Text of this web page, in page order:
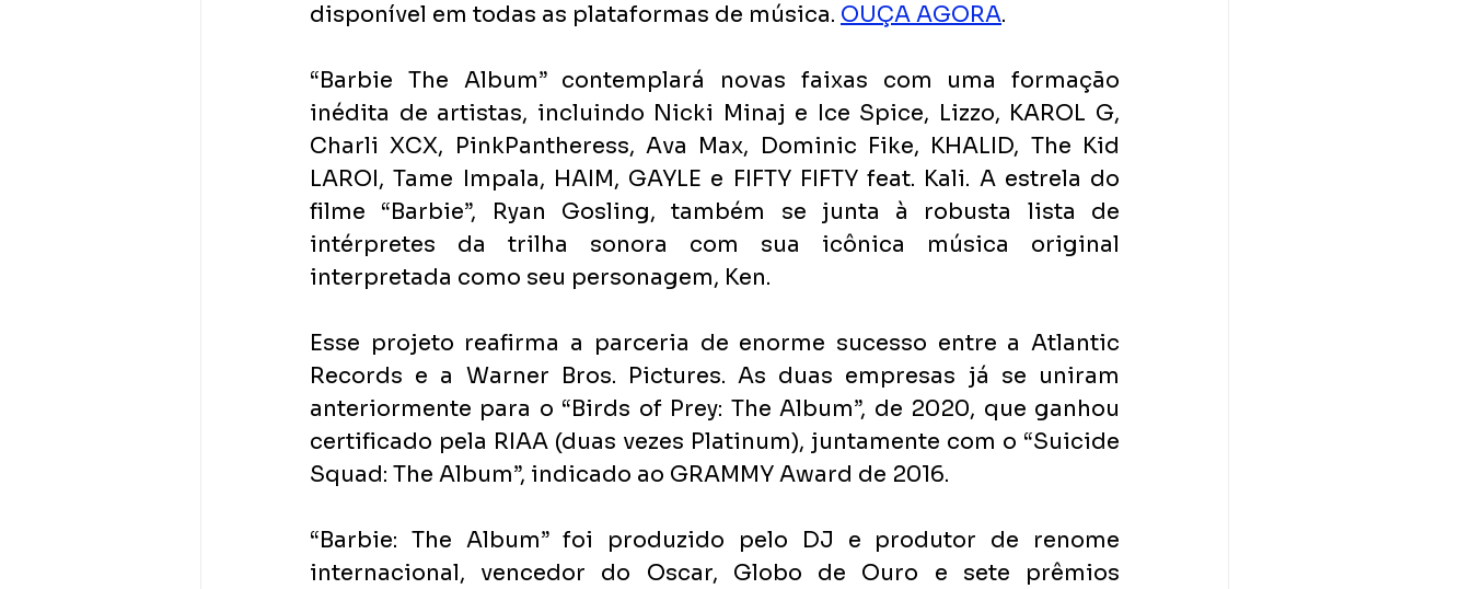
disponível em todas as plataformas de música. OUÇA AGORA.
“Barbie The Album” contemplará novas faixas com uma formação
inédita de artistas, incluindo Nicki Minaj e Ice Spice, Lizzo, KAROL G,
Charli XCX, PinkPantheress, Ava Max, Dominic Fike, KHALID, The Kid
LAROI, Tame Impala, HAIM, GAYLE e FIFTY FIFTY feat. Kali. A estrela do
filme “Barbie”, Ryan Gosling, também se junta à robusta lista de
intérpretes da trilha sonora com sua icônica música original
interpretada como seu personagem, Ken.
Esse projeto reafirma a parceria de enorme sucesso entre a Atlantic
Records e a Warner Bros. Pictures. As duas empresas já se uniram
anteriormente para o “Birds of Prey: The Album”, de 2020, que ganhou
certificado pela RIAA (duas vezes Platinum), juntamente com o “Suicide
Squad: The Album”, indicado ao GRAMMY Award de 2016.
“Barbie: The Album” foi produzido pelo DJ e produtor de renome
internacional, vencedor do Oscar, Globo de Ouro e sete prêmios